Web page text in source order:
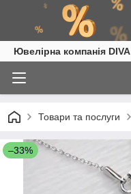
Ювелірна компанія DIVA
Товари та послуги
–33%